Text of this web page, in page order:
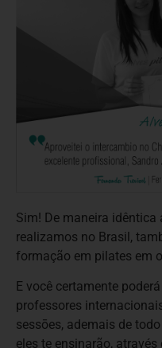
Sim! De maneira idêntica
realizamos no Brasil,
formação em pilates em
E você certamente
professores
sessōes, ademais de
eles te ensinarão,